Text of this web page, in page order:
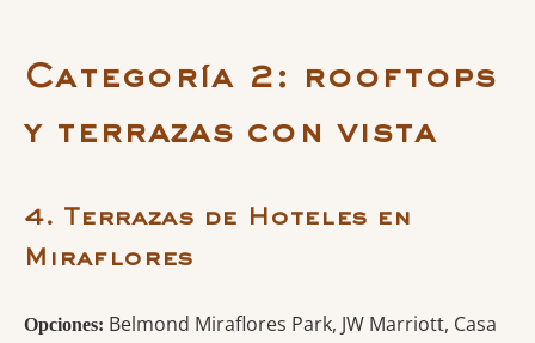
Categoría 2: rooftops
y terrazas con vista
4. Terrazas de Hoteles en
Miraflores
Opciones: Belmond Miraflores Park, JW Marriott, Casa